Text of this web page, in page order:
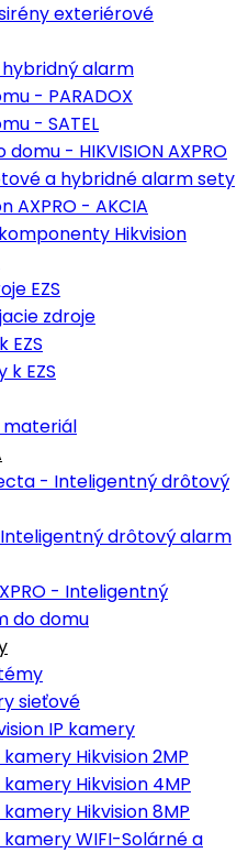
exteriérové
alarm
- PARADOX
- SATEL
- HIKVISION AXPRO
a hybridné alarm sety
AXPRO - AKCIA
Hikvision
EZS
zdroje
EZS
EZS
- Inteligentný drôtový
drôtový alarm
- Inteligentný
do domu
sieťové
IP kamery
kamery Hikvision 2MP
kamery Hikvision 4MP
kamery Hikvision 8MP
kamery WIFI-Solárné a